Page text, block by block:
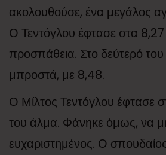
ακολουθούσε, ένα μεγάλος
Ο Τεντόγλου έφτασε στα
προσπάθεια. Στο δεύτερό
μπροστά, με 8,48.
Ο Μίλτος Τεντόγλου έφτασε
του άλμα. Φάνηκε όμως, να
ευχαριστημένος. Ο